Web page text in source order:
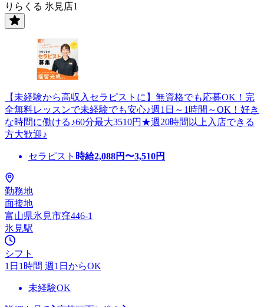
りらくる 氷見店1
【未経験から高収入セラピストに】無資格でも応募OK！完
全無料レッスンで未経験でも安心♪週1日～1時間～OK！好き
な時間に働ける♪60分最大3510円★週20時間以上入店できる
方大歓迎♪
セラピスト 時給2,088円〜3,510円
勤務地
面接地
富山県氷見市窪446-1
氷見駅
シフト
1日1時間 週1日からOK
未経験OK